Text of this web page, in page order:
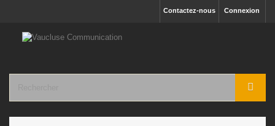
Connexion
Contactez-nous